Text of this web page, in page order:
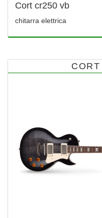
Cort cr250 vb
chitarra elettrica
CORT